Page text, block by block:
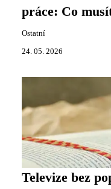
práce: Co
Ostatní
24. 05. 2026
Televize bez